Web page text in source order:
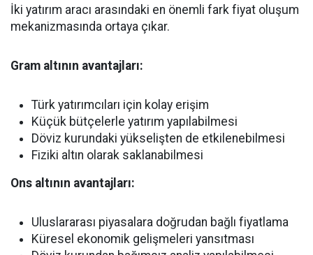
İki yatırım aracı arasındaki en önemli fark fiyat oluşum
mekanizmasında ortaya çıkar.
Gram altının avantajları:
Türk yatırımcıları için kolay erişim
Küçük bütçelerle yatırım yapılabilmesi
Döviz kurundaki yükselişten de etkilenebilmesi
Fiziki altın olarak saklanabilmesi
Ons altının avantajları:
Uluslararası piyasalara doğrudan bağlı fiyatlama
Küresel ekonomik gelişmeleri yansıtması